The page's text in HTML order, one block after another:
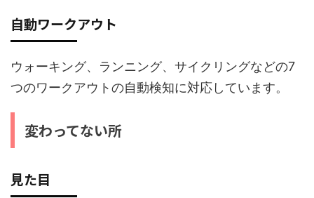
自動ワークアウト
ウォーキング、ランニング、サイクリングなどの7
つのワークアウトの自動検知に対応しています。
変わってない所
見た目